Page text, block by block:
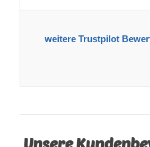
weitere Trustpilot